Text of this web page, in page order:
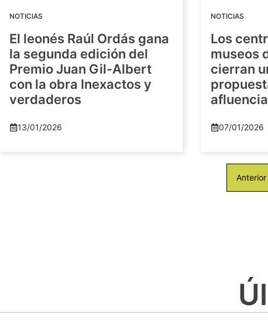
NOTICIAS
El leonés Raúl Ordás gana
la segunda edición del
Premio Juan Gil-Albert
con la obra Inexactos y
verdaderos
13/01/2026
NOTICIAS
Los
museos
cierran
afluencia
07/01/2026
Anterior